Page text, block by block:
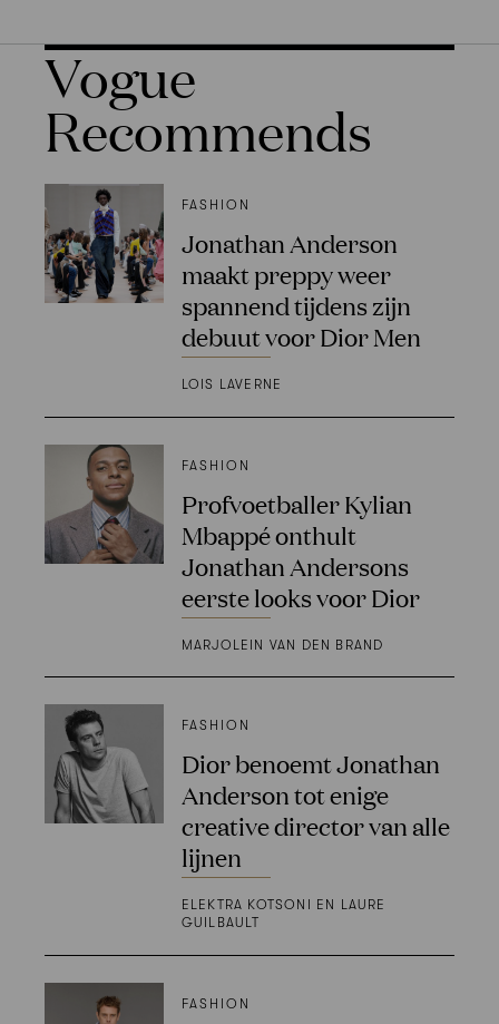
Vogue
Recommends
FASHION
Jonathan Anderson
maakt preppy weer
spannend tijdens zijn
debuut voor Dior Men
LOIS LAVERNE
FASHION
Profvoetballer Kylian
Mbappé onthult
Jonathan Andersons
eerste looks voor Dior
MARJOLEIN VAN DEN BRAND
FASHION
Dior benoemt Jonathan
Anderson tot enige
creative director van alle
lijnen
ELEKTRA KOTSONI EN LAURE
GUILBAULT
FASHION